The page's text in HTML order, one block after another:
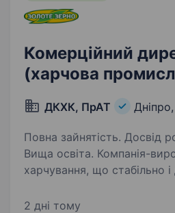
Комерційний
(харчова
ДКХК, ПрАТ Дніпро,
Повна зайнятість. Досвід
Вища освіта. Компанія-виробник продуктів
харчування, що стабільно
харчових концентратів,
2 дні тому